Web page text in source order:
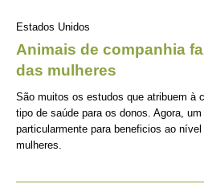
Estados Unidos
Animais de companhia
das mulheres
São muitos os estudos que atribuem à
tipo de saúde para os donos. Agora,
particularmente para beneficios ao
mulheres.